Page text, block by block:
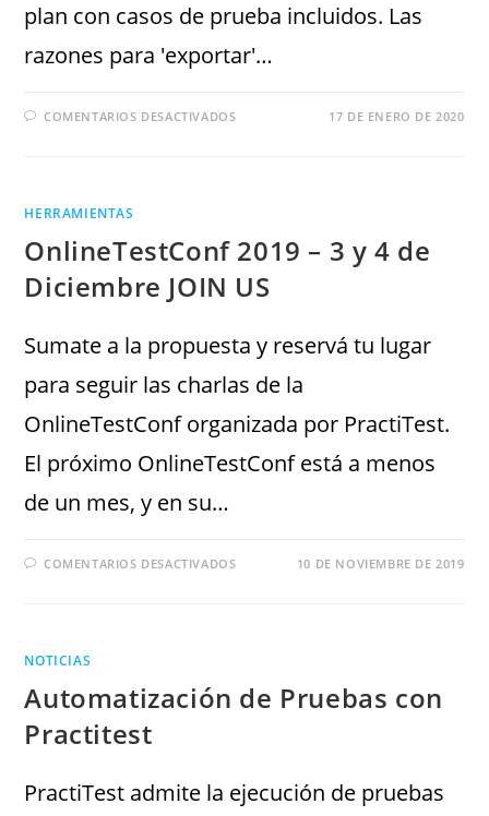
plan con casos de prueba incluidos. Las
razones para 'exportar'…
COMENTARIOS DESACTIVADOS 17 DE ENERO DE 2020
HERRAMIENTAS
OnlineTestConf 2019 – 3 y 4 de
Diciembre JOIN US
Sumate a la propuesta y reservá tu lugar
para seguir las charlas de la
OnlineTestConf organizada por PractiTest.
El próximo OnlineTestConf está a menos
de un mes, y en su…
COMENTARIOS DESACTIVADOS 10 DE NOVIEMBRE DE 2019
NOTICIAS
Automatización de Pruebas con
Practitest
PractiTest admite la ejecución de pruebas